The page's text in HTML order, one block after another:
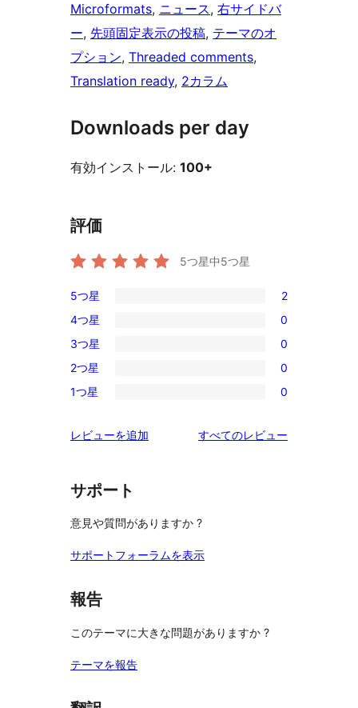
Microformats, ニュース, 右サイドバ
ー, 先頭固定表示の投稿, テーマのオ
プション, Threaded comments
Translation ready, 2カラム
Downloads per day
有効インストール: 100+
評価
5つ星中5つ星
2
5-
星
レ
ビ
ー
5つ星 2
0
4-
星
レ
ュ
4つ星 0
0
3-
星
ビ
3つ星 0
0
2-
レ
ュ
ー
2つ星 0
0
星
ビ
ー
1つ星 0
レビューを追加 すべてのレビュー
サポート
意見や質問がありますか ?
サポートフォーラムを表示
報告
このテーマに大きな問題がありますか ?
テーマを報告